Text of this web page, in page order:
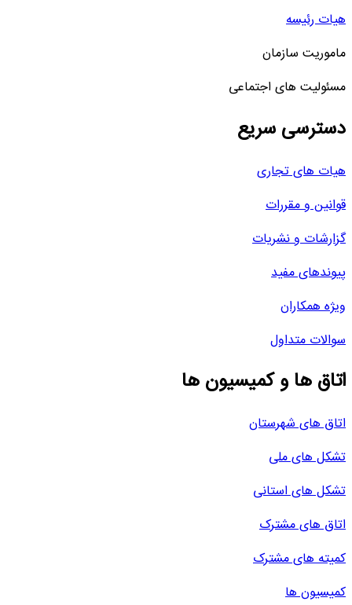
هیات رئیسه
ماموریت سازمان
مسئولیت های اجتماعی
دسترسی سریع
هیات های تجاری
قوانین و مقررات
گزارشات و نشریات
پیوندهای مفید
ویژه همکاران
سوالات متداول
اتاق ها و کمیسیون ها
اتاق های شهرستان
تشکل های ملی
تشکل های استانی
اتاق های مشترک
کمیته های مشترک
کمیسیون ها